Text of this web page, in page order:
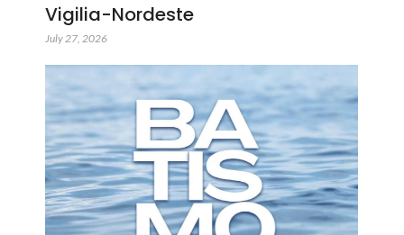
Vigilia-Nordeste
July 27, 2026